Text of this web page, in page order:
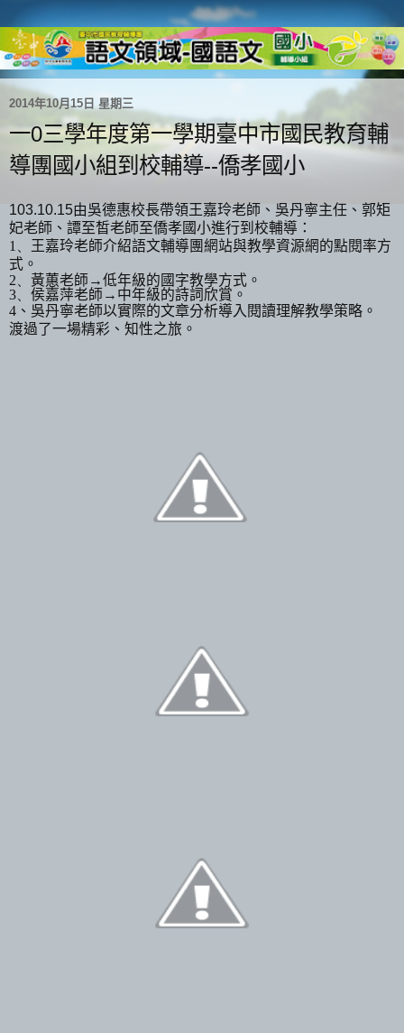
2014年10月15日 星期三
一0三學年度第一學期臺中市國民教育輔
導團國小組到校輔導--僑孝國小
103.10.15由吳德惠校長帶領王嘉玲老師、 吳丹寧主任、 郭矩
妃老師、 譚至皙老師至僑孝國小進行到校輔導：
1、
王嘉玲老師介紹語文輔導團網站與教學資源網的點閱率方
式。
2、 黃蕙老師→低年級的國字教學方式。
3、 侯嘉萍老師→中年級的詩詞欣賞。
4、吳丹寧老師以實際的文章分析導入閱讀理解教學策略。
渡過了一場精彩、知性之旅。